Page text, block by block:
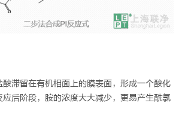
滞留在有机相面上的膜表面，形成一个酸化
后阶段，胺的浓度大大减少，更易产生酰氯